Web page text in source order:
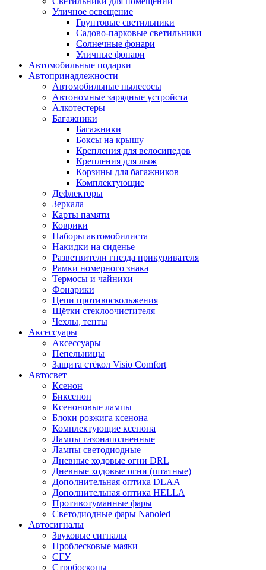
Уличное освещение
Грунтовые светильники
Садово-парковые светильники
Солнечные фонари
Уличные фонари
Автомобильные подарки
Автопринадлежности
Автомобильные пылесосы
Автономные зарядные устройста
Алкотестеры
Багажники
Багажники
Боксы на крышу
Крепления для велосипедов
Крепления для лыж
Корзины для багажников
Комплектующие
Дефлекторы
Зеркала
Карты памяти
Коврики
Наборы автомобилиста
Накидки на сиденье
Разветвители гнезда прикуривателя
Рамки номерного знака
Термосы и чайники
Фонарики
Цепи противоскольжения
Щётки стеклоочистителя
Чехлы, тенты
Аксессуары
Аксессуары
Пепельницы
Защита стёкол Visio Comfort
Автосвет
Ксенон
Биксенон
Ксеноновые лампы
Блоки розжига ксенона
Комплектующие ксенона
Лампы газонаполненные
Лампы светодиодные
Дневные ходовые огни DRL
Дневные ходовые огни (штатные)
Дополнительная оптика DLAA
Дополнительная оптика HELLA
Противотуманные фары
Светодиодные фары Nanoled
Автосигналы
Звуковые сигналы
Проблесковые маяки
СГУ
Стробоскопы